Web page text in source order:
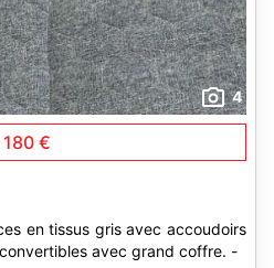
4
180 €
en tissus gris avec accoudoirs
avec grand coffre. -